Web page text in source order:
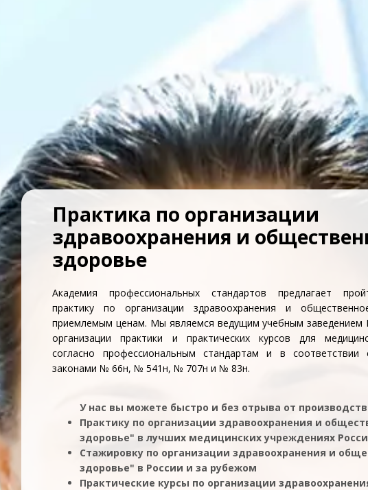
Практика по организации
здравоохранения и
здоровье
Академия профессиональных стандартов предлагает
практику по организации здравоохранения и
приемлемым ценам. Мы являемся ведущим учебным заведением
организации практики и практических курсов для
согласно профессиональным стандартам и в соответствии
законами № 66н, № 541н, № 707н и № 83н.
У нас вы можете быстро и без отрыва от
Практику по организации здравоохранения и
здоровье" в лучших медицинских учреждениях
Стажировку по организации здравоохранения и
здоровье" в России и за рубежом
Практические курсы по организации